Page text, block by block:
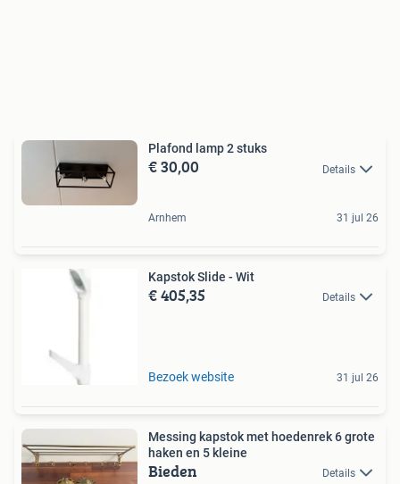
Plafond lamp 2 stuks
€ 30,00 Details
Arnhem 31 jul 26
Kapstok Slide - Wit
€ 405,35 Details
Bezoek website 31 jul 26
Messing kapstok met hoedenrek 6 grote
haken en 5 kleine
Bieden Details